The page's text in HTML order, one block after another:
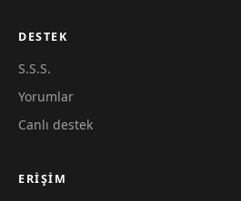
DESTEK
S.S.S.
Yorumlar
Canlı destek
ERIŞIM